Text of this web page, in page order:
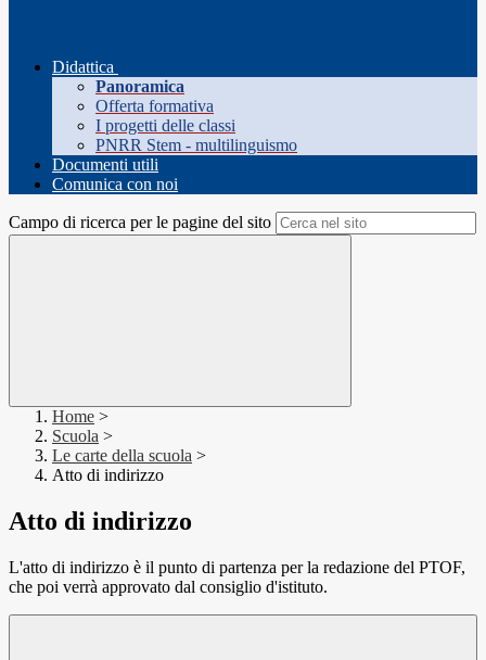
Didattica
Panoramica
Offerta formativa
I progetti delle classi
PNRR Stem - multilinguismo
Documenti utili
Comunica con noi
Campo di ricerca per le pagine del sito
Home >
Scuola >
Le carte della scuola >
Atto di indirizzo
Atto di indirizzo
L'atto di indirizzo è il punto di partenza per la redazione del PTOF,
che poi verrà approvato dal consiglio d'istituto.